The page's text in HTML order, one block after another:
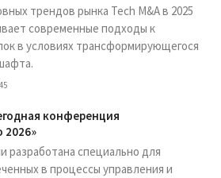
трендов рынка Tech M&A в 2025
современные подходы к
в условиях трансформирующегося
конференция
2026»
разработана специально для
в процессы управления и